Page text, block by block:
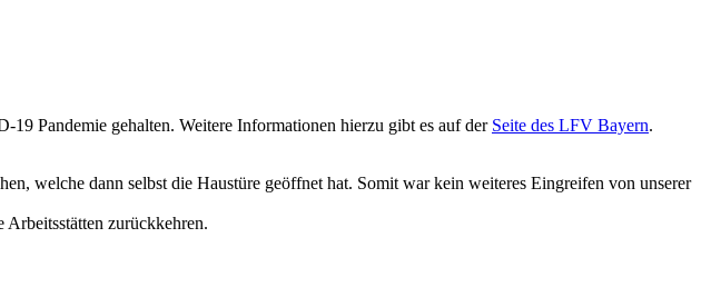
Pandemie gehalten. Weitere Informationen hierzu gibt es auf der Seite des LFV Bayern.
welche dann selbst die Haustüre geöffnet hat. Somit war kein weiteres Eingreifen von unserer
zurückkehren.